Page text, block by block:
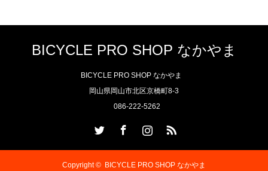
BICYCLE PRO SHOP なかやま
BICYCLE PRO SHOP なかやま
岡山県岡山市北区京橋町8-3
086-222-5262
Copyright © BICYCLE PRO SHOP なかやま